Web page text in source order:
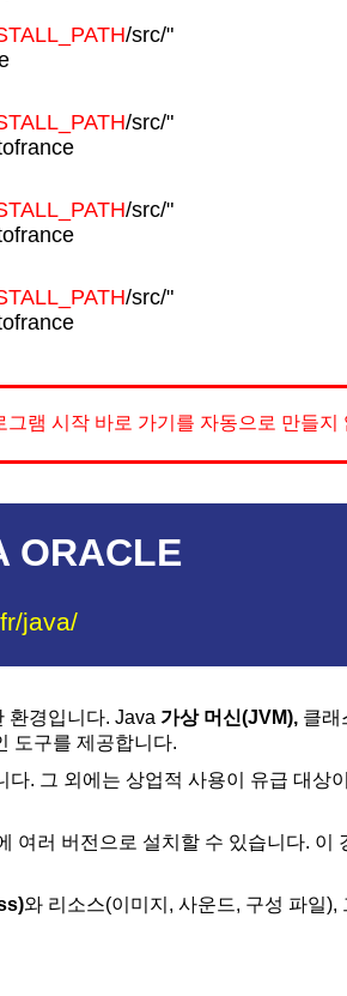
/src/"
/src/"
/src/"
/src/"
램 시작 바로 가기를 자동으로 만들지
ORACLE
java/
환경입니다. Java 가상 머신(JVM), 클래
도구를 제공합니다.
다. 그 외에는 상업적 사용이 유급 대상
여러 버전으로 설치할 수 있습니다. 이
와 리소스(이미지, 사운드, 구성 파일